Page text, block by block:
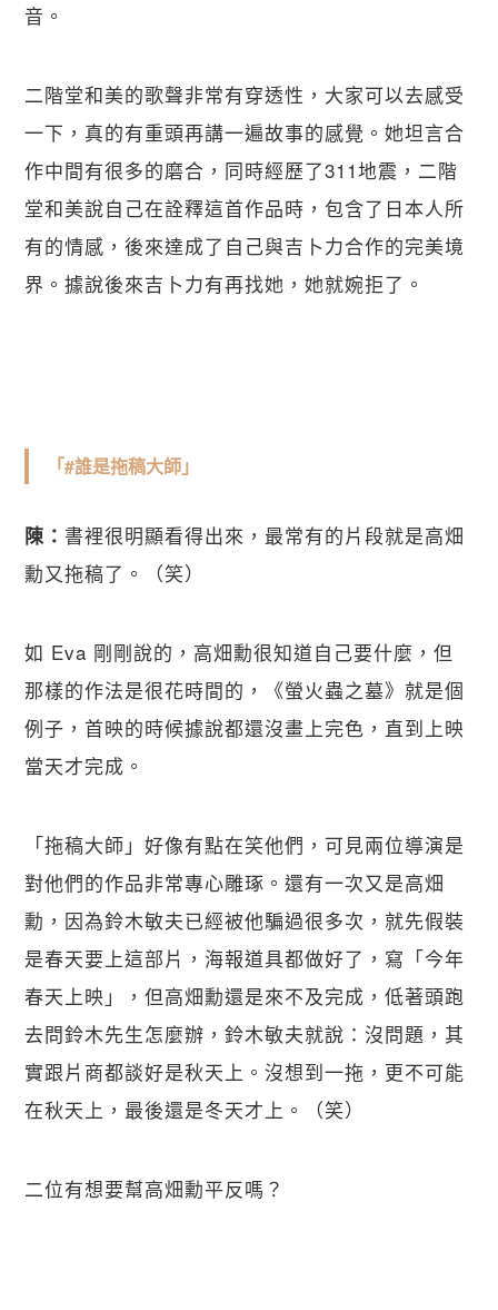
音。
二階堂和美的歌聲非常有穿透性，大家可以去感受
一下，真的有重頭再講一遍故事的感覺。她坦言合
作中間有很多的磨合，同時經歷了311地震，二階
堂和美說自己在詮釋這首作品時，包含了日本人所
有的情感，後來達成了自己與吉卜力合作的完美境
界。據說後來吉卜力有再找她，她就婉拒了。
「#誰是拖稿大師」
陳： 書裡很明顯看得出來，最常有的片段就是高畑
勳又拖稿了。（笑）
如 Eva 剛剛說的，高畑勳很知道自己要什麼，但
那樣的作法是很花時間的，《螢火蟲之墓》就是個
例子，首映的時候據說都還沒畫上完色，直到上映
當天才完成。
「拖稿大師」好像有點在笑他們，可見兩位導演是
對他們的作品非常專心雕琢。還有一次又是高畑
勳，因為鈴木敏夫已經被他騙過很多次，就先假裝
是春天要上這部片，海報道具都做好了，寫「今年
春天上映」，但高畑勳還是來不及完成，低著頭跑
去問鈴木先生怎麼辦，鈴木敏夫就說：沒問題，其
實跟片商都談好是秋天上。沒想到一拖，更不可能
在秋天上，最後還是冬天才上。（笑）
二位有想要幫高畑勳平反嗎？